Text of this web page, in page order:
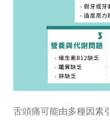
舌頭痛可能由多種因素